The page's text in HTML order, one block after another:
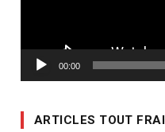
00:00
ARTICLES TOUT